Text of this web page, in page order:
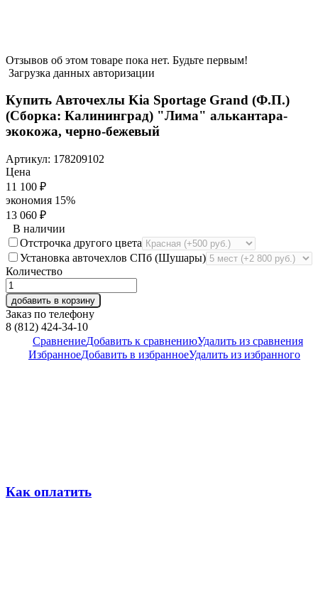
Отзывов об этом товаре пока нет. Будьте первым!
Загрузка данных авторизации
Купить Авточехлы Kia Sportage Grand (Ф.П.)
(Сборка: Калининград) "Лима" алькантара-
экокожа, черно-бежевый
Артикул: 178209102
Цена
11 100 ₽
экономия 15%
13 060 ₽
В наличии
Отстрочка другого цвета
Установка авточехлов СПб (Шушары)
Количество
добавить в корзину
Заказ по телефону
8 (812) 424-34-10
СравнениеДобавить к сравнениюУдалить из сравнения
ИзбранноеДобавить в избранноеУдалить из избранного
Как оплатить